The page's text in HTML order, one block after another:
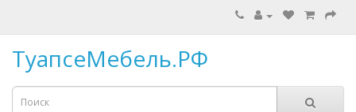
ТуапсеМебель.РФ